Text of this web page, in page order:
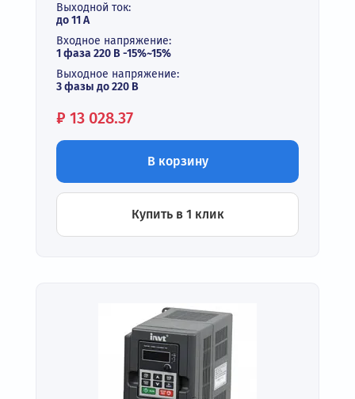
Выходной ток:
до 11 А
Входное напряжение:
1 фаза 220 В -15%~15%
Выходное напряжение:
3 фазы до 220 В
Цена:
₽ 13 028.37
В корзину
Купить в 1 клик